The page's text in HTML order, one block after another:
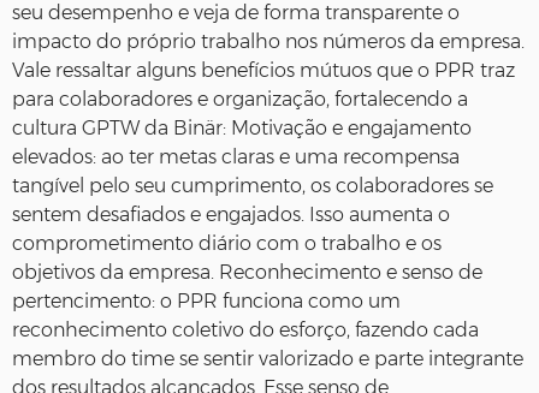
seu desempenho e veja de forma transparente o
impacto do próprio trabalho nos números da empresa.
Vale ressaltar alguns benefícios mútuos que o PPR traz
para colaboradores e organização, fortalecendo a
cultura GPTW da Binär: Motivação e engajamento
elevados: ao ter metas claras e uma recompensa
tangível pelo seu cumprimento, os colaboradores se
sentem desafiados e engajados. Isso aumenta o
comprometimento diário com o trabalho e os
objetivos da empresa. Reconhecimento e senso de
pertencimento: o PPR funciona como um
reconhecimento coletivo do esforço, fazendo cada
membro do time se sentir valorizado e parte integrante
dos resultados alcançados. Esse senso de